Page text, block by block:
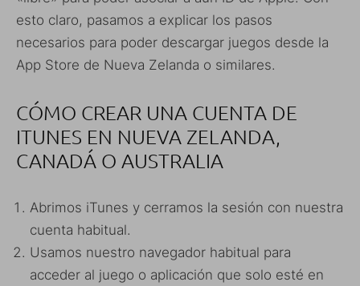
esto claro, pasamos a explicar los pasos
necesarios para poder descargar juegos desde la
App Store de Nueva Zelanda o similares.
CÓMO CREAR UNA CUENTA DE
ITUNES EN NUEVA ZELANDA,
CANADÁ O AUSTRALIA
Abrimos iTunes y cerramos la sesión con nuestra
cuenta habitual.
Usamos nuestro navegador habitual para
acceder al juego o aplicación que solo esté en